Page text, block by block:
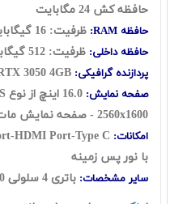
حافظه کش 24 مگابایت
حافظه RAM: ظرفیت: 16 گيگابايت - نوع: DDR4
حافظه داخلی: ظرفیت: 512 گیگابایت - نوع: SSD
پردازنده گرافیکی:
صفحه نمایش:
2560x1600 - صفحه نمایش مات
امکانات:
با نور پس زمینه
سایر مشخصات: باتری 4 سلولی 80 وات ساعت - فاقد سیستم عامل